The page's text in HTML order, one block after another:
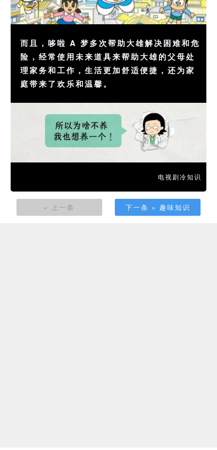
而且，哆啦 A 梦多次帮助大雄解决困难和危
险，经常使用未来道具来帮助大雄的父母处
理家务和工作，生活更加舒适便捷，还为家
庭带来了欢乐和温馨。
电视剧冷知识
« 上一条 下一条 » 趣味知识